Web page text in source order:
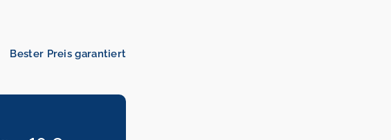
Bester Preis garantiert